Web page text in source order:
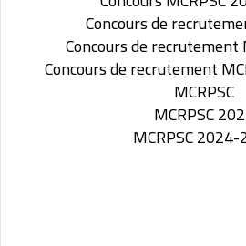
Concours de
Concours de recrutement
Concours de recrutement
MCRPSC
MCRPSC
MCRPSC